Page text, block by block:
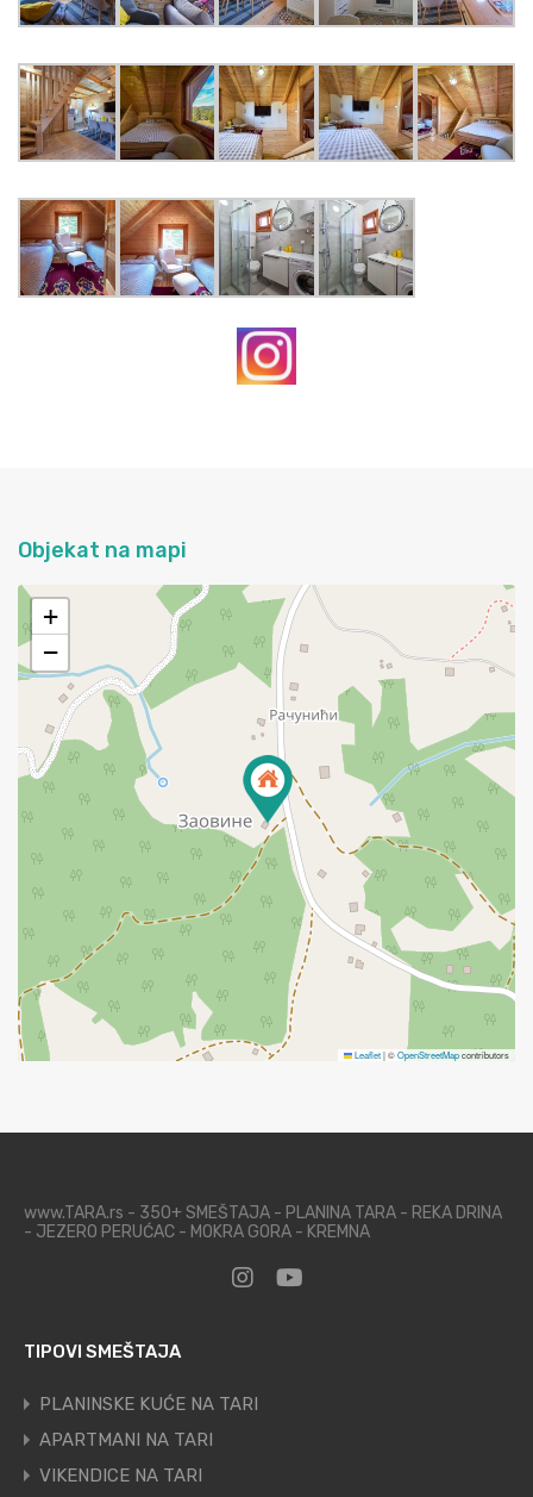
Objekat na mapi
+
−
Leaflet|©OpenStreetMapcontributors
www.TARA.rs - 350+ SMEŠTAJA - PLANINA TARA - REKA DRINA
- JEZERO PERUĆAC - MOKRA GORA - KREMNA
TIPOVI SMEŠTAJA
PLANINSKE KUĆE NA TARI
APARTMANI NA TARI
VIKENDICE NA TARI